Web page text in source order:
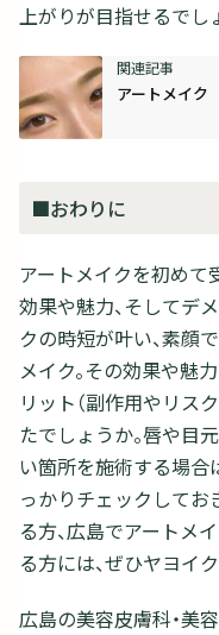
上がりが目指せるでし
アートメイク
■おわりに
アートメイクを初めて
効果や魅力、そしてデ
クの時短が叶い、素顔
メイク。その効果や魅
リット（副作用やリス
たでしょうか。唇や目
い箇所を施術する場合
っかりチェックしてお
る方、広島でアートメ
る方には、ぜひヤヨイ
広島の美容皮膚科・美